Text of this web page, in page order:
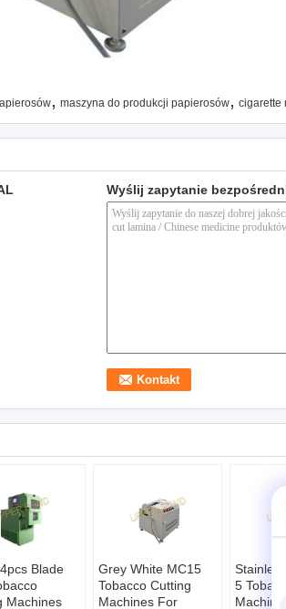
, maszyna do produkcji papierosów, cigarette
Wyślij zapytanie
Blade
Machines
Grey White MC15
Tobacco Cutting
Machines For
5